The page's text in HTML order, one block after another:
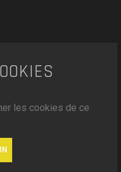
les cookies de ce